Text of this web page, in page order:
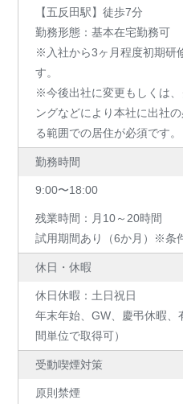
【五反田駅】徒歩7分
勤務形態：基本在宅勤務可
※入社から3ヶ月程度初期研
す。
※今後出社に変更もしくは
ングなどにより本社に出社
る範囲での居住が必須です。
勤務時間
9:00〜18:00
残業時間：月10～20時間
試用期間あり（6か月）※条
休日・休暇
休日休暇：土日祝日
年末年始、GW、慶弔休暇
間単位で取得可）
受動喫煙対策
原則禁煙